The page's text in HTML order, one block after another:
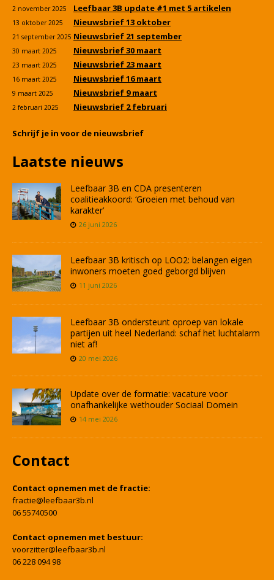
2 november 2025 Leefbaar 3B update #1 met 5 artikelen
13 oktober 2025 Nieuwsbrief 13 oktober
21 september 2025 Nieuwsbrief 21 september
30 maart 2025 Nieuwsbrief 30 maart
23 maart 2025 Nieuwsbrief 23 maart
16 maart 2025 Nieuwsbrief 16 maart
9 maart 2025 Nieuwsbrief 9 maart
2 februari 2025 Nieuwsbrief 2 februari
Schrijf je in voor de nieuwsbrief
Laatste nieuws
Leefbaar 3B en CDA presenteren
coalitieakkoord: ‘Groeien met behoud van
karakter’
26 juni 2026
Leefbaar 3B kritisch op LOO2: belangen eigen
inwoners moeten goed geborgd blijven
11 juni 2026
Leefbaar 3B ondersteunt oproep van lokale
partijen uit heel Nederland: schaf het luchtalarm
niet af!
20 mei 2026
Update over de formatie: vacature voor
onafhankelijke wethouder Sociaal Domein
14 mei 2026
Contact
Contact opnemen met de fractie:
fractie@leefbaar3b.nl
06 55740500
Contact opnemen met bestuur:
voorzitter@leefbaar3b.nl
06 228 094 98